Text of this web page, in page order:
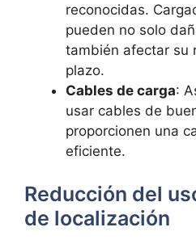
reconocidas.
pueden no solo
también afectar su
plazo.
Cables de carga:
usar cables de
proporcionen una
eficiente.
Reducción del
de localización